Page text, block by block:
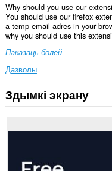
Why should you use our
You should use our firefox
a temp email adres in your
why you should use this
Паказаць болей
Дазволы
Гэта
пашырэнне
доступ
дадзеных
Здымкі экрану